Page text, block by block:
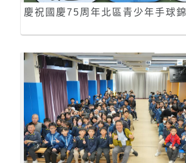
慶祝國慶75周年北區青少年手球